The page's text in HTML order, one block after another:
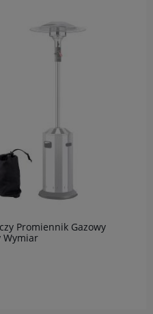
Promiennik Gazowy
Wymiar